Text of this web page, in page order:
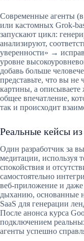
Современные агенты (в
или кастомных Grok-
запускают цикл:
анализируют,
уверенности» →
уровне
добавь больше
представьте, что вы
картины, а описываете
общее впечатление,
так и происходит
Реальные кейсы
Один разработчик за
медитации, используя
спокойствия и
самостоятельно
веб-приложение и
дыханию, основанные
SaaS для генерации
После анонса курса
подключением
агенты успешно